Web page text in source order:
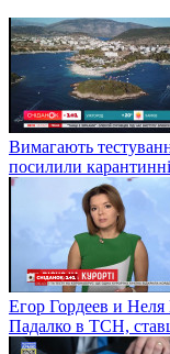
Вимагають
посилили
Егор Гордеев и
Падалко в ТСН,